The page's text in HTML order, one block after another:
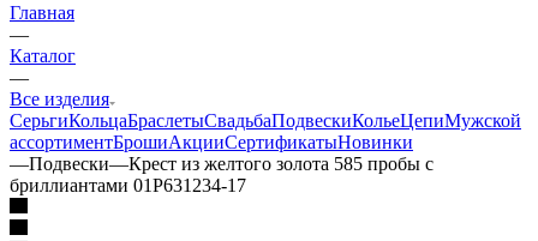
Главная
—
Каталог
—
Все изделия
СерьгиКольцаБраслетыСвадьбаПодвескиКольеЦепиМужской
ассортиментБрошиАкцииСертификатыНовинки
—Подвески—Крест из желтого золота 585 пробы с
бриллиантами 01Р631234-17